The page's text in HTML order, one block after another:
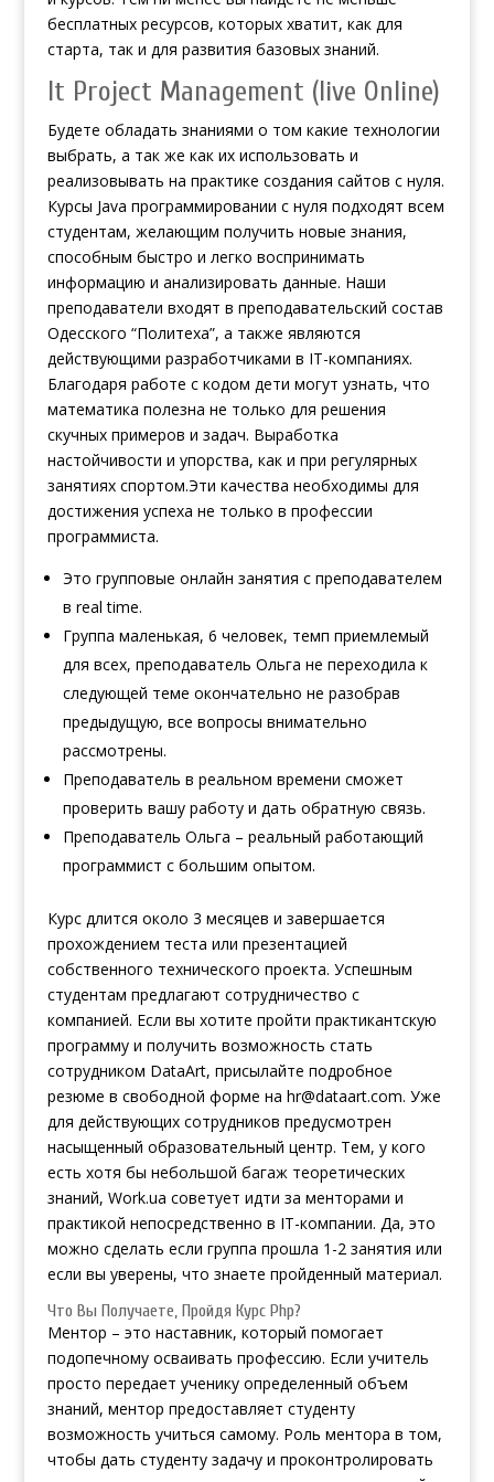
бесплатных ресурсов, которых хватит, как для
старта, так и для развития базовых знаний.
It Project Management (live Online)
Будете обладать знаниями о том какие технологии
выбрать, а так же как их использовать и
реализовывать на практике создания сайтов с нуля.
Курсы Java программировании с нуля подходят всем
студентам, желающим получить новые знания,
способным быстро и легко воспринимать
информацию и анализировать данные. Наши
преподаватели входят в преподавательский состав
Одесского “Политеха”, а также являются
действующими разработчиками в IT-компаниях.
Благодаря работе с кодом дети могут узнать, что
математика полезна не только для решения
скучных примеров и задач. Выработка
настойчивости и упорства, как и при регулярных
занятиях спортом.Эти качества необходимы для
достижения успеха не только в профессии
программиста.
Это групповые онлайн занятия с преподавателем
в real time.
Группа маленькая, 6 человек, темп приемлемый
для всех, преподаватель Ольга не переходила к
следующей теме окончательно не разобрав
предыдущую, все вопросы внимательно
рассмотрены.
Преподаватель в реальном времени сможет
проверить вашу работу и дать обратную связь.
Преподаватель Ольга – реальный работающий
программист с большим опытом.
Курс длится около 3 месяцев и завершается
прохождением теста или презентацией
собственного технического проекта. Успешным
студентам предлагают сотрудничество с
компанией. Если вы хотите пройти практикантскую
программу и получить возможность стать
сотрудником DataArt, присылайте подробное
резюме в свободной форме на hr@dataart.com. Уже
для действующих сотрудников предусмотрен
насыщенный образовательный центр. Тем, у кого
есть хотя бы небольшой багаж теоретических
знаний, Work.ua советует идти за менторами и
практикой непосредственно в IT-компании. Да, это
можно сделать если группа прошла 1-2 занятия или
если вы уверены, что знаете пройденный материал.
Что Вы Получаете, Пройдя Курс Php?
Ментор – это наставник, который помогает
подопечному осваивать профессию. Если учитель
просто передает ученику определенный объем
знаний, ментор предоставляет студенту
возможность учиться самому. Роль ментора в том,
чтобы дать студенту задачу и проконтролировать